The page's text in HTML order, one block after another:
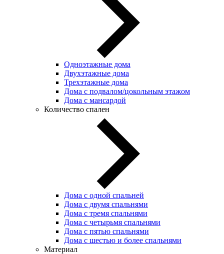
Одноэтажные дома
Двухэтажные дома
Трехэтажные дома
Дома с подвалом/цокольным этажом
Дома с мансардой
Количество спален
Дома с одной спальней
Дома с двумя спальнями
Дома с тремя спальнями
Дома с четырьмя спальнями
Дома с пятью спальнями
Дома с шестью и более спальнями
Материал